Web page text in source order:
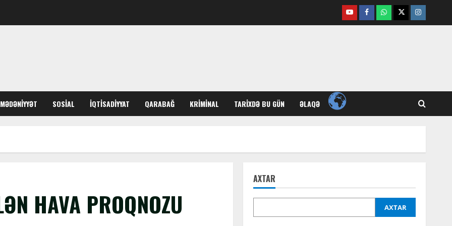
YoutubeFacebook
Whatsapp
TwitterInstagram
MƏDƏNIYYƏT SOSIAL İQTISADIYYAT QARABAĞ KRIMINAL TARIXDƏ BU GÜN ƏLAQƏ
HAVA PROQNOZU
AXTAR
AXTAR